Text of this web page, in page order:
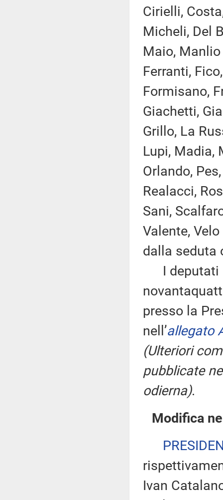
Cirielli,
Micheli, Del
Maio, Manlio
Ferranti,
Formisano,
Giachetti,
Grillo, La
Lupi, Madia,
Orlando,
Realacci,
Sani,
Valente,
dalla seduta
I deputati
presso la
nell’allegato
(Ulteriori
pubblicate
odierna).
Modifica
Ivan